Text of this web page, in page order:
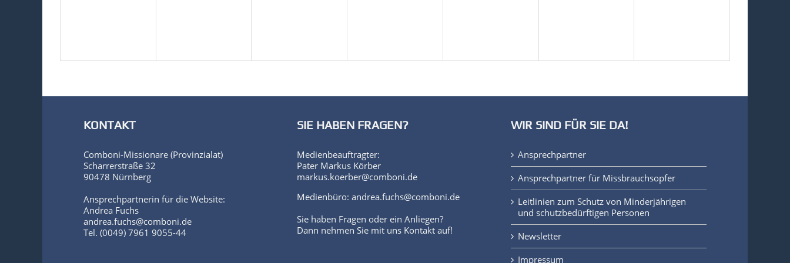
KONTAKT
Comboni-Missionare (Provinzialat)
Scharrerstraße 32
90478 Nürnberg
Ansprechpartnerin für die Website:
Andrea Fuchs
andrea.fuchs@comboni.de
Tel. (0049) 7961 9055-44
SIE HABEN FRAGEN?
Medienbeauftragter:
Pater Markus Körber
markus.koerber@comboni.de
Medienbüro: andrea.fuchs@comboni.de
Sie haben Fragen oder ein Anliegen?
Dann nehmen Sie mit uns Kontakt auf!
WIR SIND FÜR SIE DA!
Ansprechpartner
Ansprechpartner für Missbrauchsopfer
Leitlinien zum Schutz von Minderjährigen
und schutzbedürftigen Personen
Newsletter
Impressum